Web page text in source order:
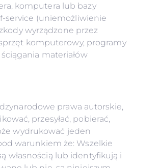
komputera lub bazy
service (uniemożliwienie
wyrządzone przez
komputerowy, programy
materiałów
prawa autorskie,
przesyłać, pobierać,
wydrukować jeden
warunkiem że: Wszelkie
własnością lub identyfikują i